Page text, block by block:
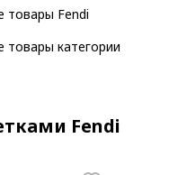
товары Fendi
товары категории
Fendi